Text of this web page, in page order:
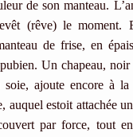
de son manteau.
(rêve) le moment.
de frise, en
Un chapeau,
ajoute encore à
auquel estoit attachée
par force, tout